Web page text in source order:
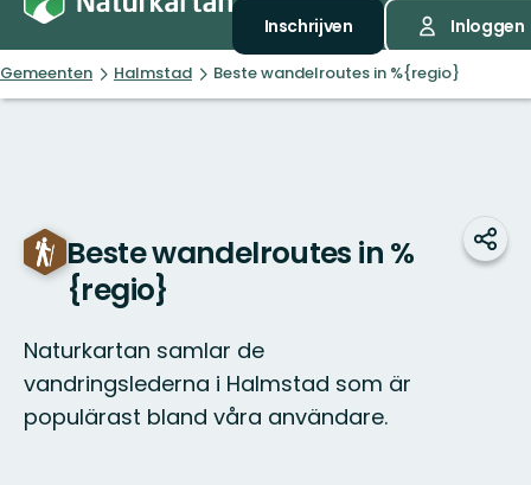
Inschrijven Inloggen
Gemeenten Halmstad Beste wandelroutes in %{regio}
Beste wandelroutes in %
{regio}
Naturkartan samlar de
vandringslederna i Halmstad som är
populärast bland våra användare.